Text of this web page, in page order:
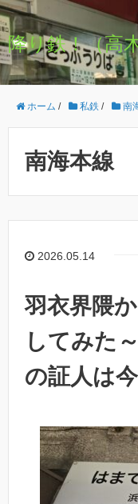
降り鉄！（高
ホーム / 私鉄 / 南
南海本線
2026.05.14
羽衣界隈
してみた
の証人は